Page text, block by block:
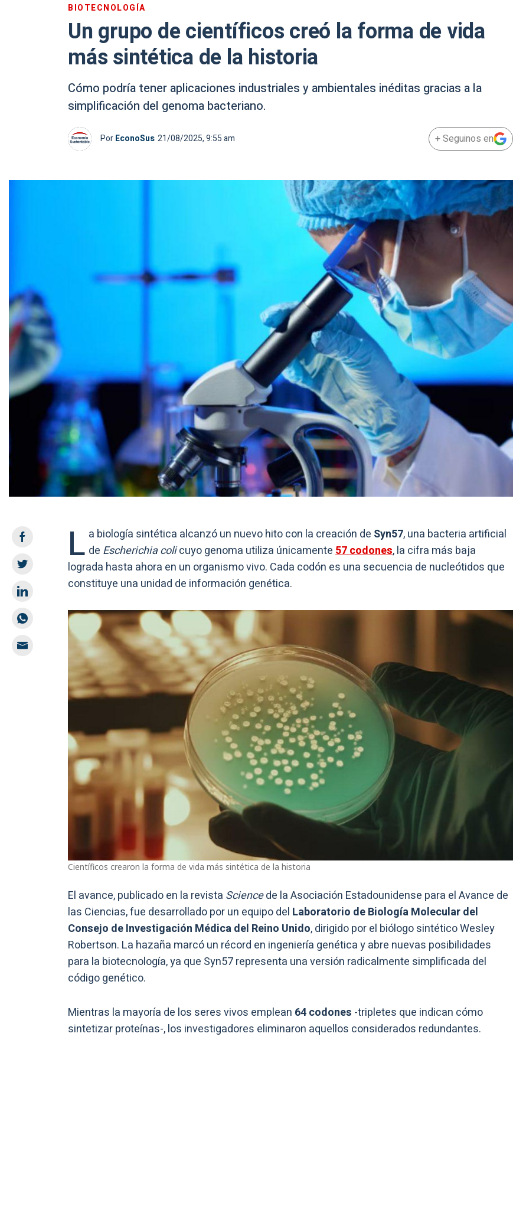
BIOTECNOLOGÍA
Un grupo de científicos creó la forma de vida
más sintética de la historia
Cómo podría tener aplicaciones industriales y ambientales inéditas gracias a la
simplificación del genoma bacteriano.
PorEconoSus 21/08/2025, 9:55 am + Seguinos en
L a biología sintética alcanzó un nuevo hito con la creación de Syn57, una bacteria artificial
de Escherichia colicuyo genoma utiliza únicamente57 codones, la cifra más baja
lograda hasta ahora en un organismo vivo. Cada codón es una secuencia de nucleótidos que
constituye una unidad de información genética.
Científicos crearon la forma de vida más sintética de la historia
El avance, publicado en la revista Sciencede la Asociación Estadounidense para el Avance de
las Ciencias, fue desarrollado por un equipo del Laboratorio de Biología Molecular del
Consejo de Investigación Médica del Reino Unido, dirigido por el biólogo sintético Wesley
Robertson. La hazaña marcó un récord en ingeniería genética y abre nuevas posibilidades
para la biotecnología, ya que Syn57 representa una versión radicalmente simplificada del
código genético.
Mientras la mayoría de los seres vivos emplean 64 codones -tripletes que indican cómo
sintetizar proteínas-, los investigadores eliminaron aquellos considerados redundantes.